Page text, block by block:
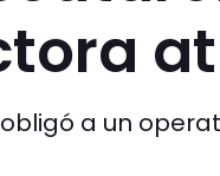
obligó a un